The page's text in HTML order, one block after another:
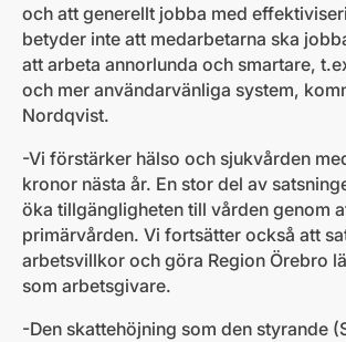
och att generellt jobba med
betyder inte att medarbetarna ska
att arbeta annorlunda och smartare,
och mer användarvänliga system,
Nordqvist.
-Vi förstärker hälso och sjukvården
kronor nästa år. En stor del av
öka tillgängligheten till vården genom
primärvården. Vi fortsätter också att
arbetsvillkor och göra Region Örebro
som arbetsgivare.
-Den skattehöjning som den styrande